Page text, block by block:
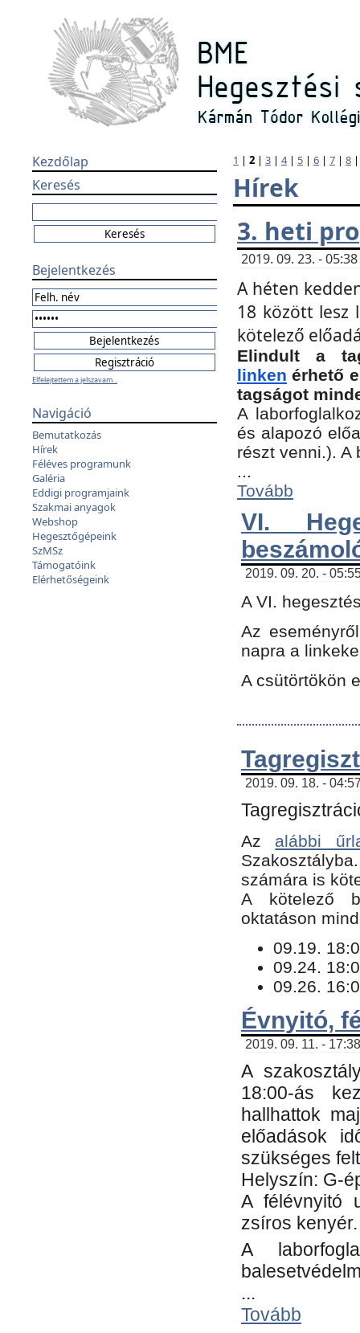
Kezdőlap
Keresés
Bejelentkezés
Elfelejtettem a jelszavam...
Navigáció
Bemutatkozás
Hírek
Féléves programunk
Galéria
Eddigi programjaink
Szakmai anyagok
Webshop
Hegesztőgépeink
SzMSz
Támogatóink
Elérhetőségeink
1 | 2 | 3 | 4| 5 | 6 | 7 | 8
Hírek
3. heti
2019. 09. 23. -
A héten
18 között lesz
kötelező
Elindult a
linken érhető
tagságot
A
és alapozó
részt venni.).
...
Tovább
VI.
2019. 09. 20. -
A VI.
Az
napra a
A csütörtökön
2019. 09. 18. -
Az alábbi
számára is
​A kötelező
oktatáson
09.19.
09.24.
09.26.
Évnyitó,
2019. 09. 11. -
A
18:00-ás
hallhattok
előadások
szükséges
Helyszín: G-
A félévnyitó
zsíros kenyér.
A
...
Tovább